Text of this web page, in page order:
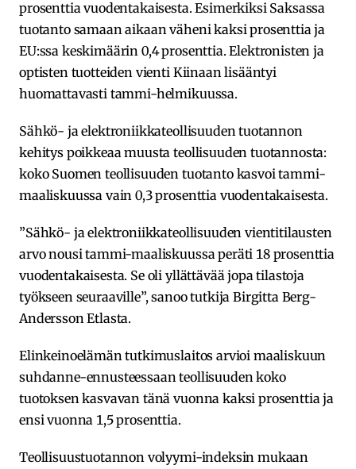
prosenttia vuodentakaisesta. Esimerkiksi Saksassa
tuotanto samaan aikaan väheni kaksi prosenttia ja
EU:ssa keskimäärin 0,4 prosenttia. Elektronisten ja
optisten tuotteiden vienti Kiinaan lisääntyi
huomattavasti tammi-helmikuussa.
Sähkö- ja elektroniikkateollisuuden tuotannon
kehitys poikkeaa muusta teollisuuden tuotannosta:
koko Suomen teollisuuden tuotanto kasvoi tammi-
maaliskuussa vain 0,3 prosenttia vuodentakaisesta.
”Sähkö- ja elektroniikkateollisuuden vientitilausten
arvo nousi tammi-maaliskuussa peräti 18 prosenttia
vuodentakaisesta. Se oli yllättävää jopa tilastoja
työkseen seuraaville”, sanoo tutkija Birgitta Berg-
Andersson Etlasta.
Elinkeinoelämän tutkimuslaitos arvioi maaliskuun
suhdanne-ennusteessaan teollisuuden koko
tuotoksen kasvavan tänä vuonna kaksi prosenttia ja
ensi vuonna 1,5 prosenttia.
Teollisuustuotannon volyymi-indeksin mukaan